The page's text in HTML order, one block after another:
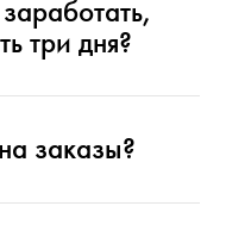
три дня?
заказы?